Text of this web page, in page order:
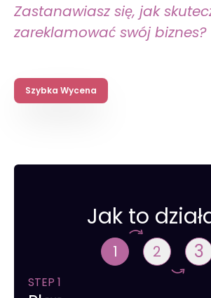
Zastanawiasz się, jak
zareklamować swój biznes?
Szybka Wycena
Jak to
1 2 3
STEP 1